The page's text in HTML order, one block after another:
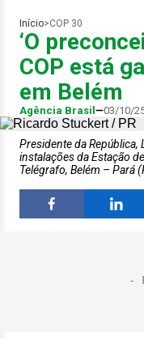
Início>COP 30
‘O
COP está
em Belém
Agência Brasil 03/10/
Presidente da República,
instalações da Estação
Telégrafo, Belém – Pará